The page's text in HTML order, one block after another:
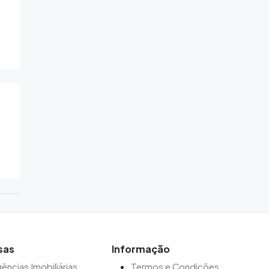
Imobiliárias
Informação
Termos e Condições